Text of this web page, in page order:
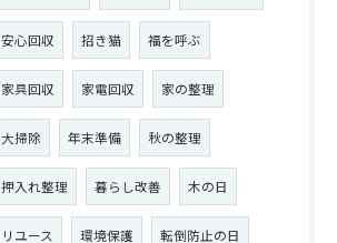
安心回収 招き猫 福を呼ぶ
家具回収 家電回収 家の整理
大掃除 年末準備 秋の整理
押入れ整理 暮らし改善 木の日
リユース 環境保護 転倒防止の日